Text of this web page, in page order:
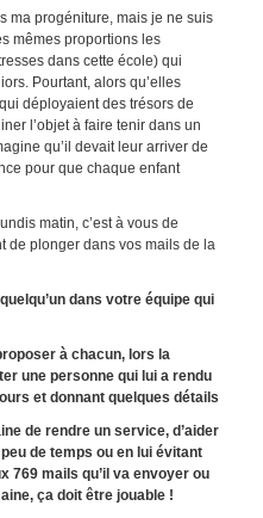
ma progéniture, mais je ne suis
mêmes proportions les
dans cette école) qui
Pourtant, alors qu’elles
déployaient des trésors de
l’objet à faire tenir dans un
qu’il devait leur arriver de
pour que chaque enfant
matin, c’est à vous de
de plonger dans vos mails de la
dans votre équipe qui
à chacun, lors la
une personne qui lui a rendu
et donnant quelques détails
de rendre un service, d’aider
de temps ou en lui évitant
769 mails qu’il va envoyer ou
ça doit être jouable !